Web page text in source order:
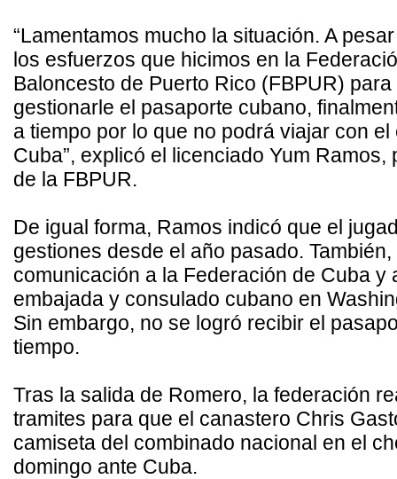
“Lamentamos mucho la situación. A
los esfuerzos que hicimos en la
Baloncesto de Puerto Rico (FBPUR) para
gestionarle el pasaporte cubano,
a tiempo por lo que no podrá viajar con el
Cuba”, explicó el licenciado Yum Ramos,
de la FBPUR.
De igual forma, Ramos indicó que el
gestiones desde el año pasado.
comunicación a la Federación de Cuba y
embajada y consulado cubano en
Sin embargo, no se logró recibir el
tiempo.
Tras la salida de Romero, la federación
tramites para que el canastero Chris
camiseta del combinado nacional en el
domingo ante Cuba.